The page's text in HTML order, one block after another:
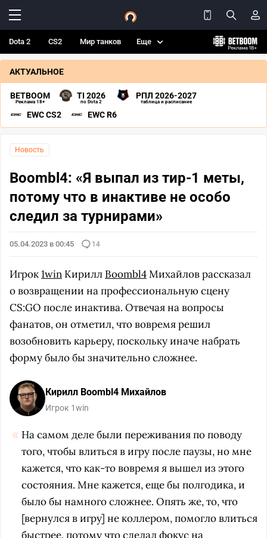
Dota 2 CS2 Мир танков Еще
АКТУАЛЬНОЕ
BETBOOM
Реклама 18+
TI 2026
по Dota 2
РПЛ 2026-2027
таблица и расписание
EWC CS2 EWC R6
Новость
Boombl4: «Я выпал из тир-1 меты,
потому что в инактиве не особо
следил за турнирами»
05.04.2023 в 00:45 14
Игрок1win Кирилл Boombl4Михайлов рассказал
о возвращении на профессиональную сцену
CS:GO после инактива. Отвечая на вопросы
фанатов, он отметил, что вовремя решил
возобновить карьеру, поскольку иначе набрать
форму было бы значительно сложнее.
Кирилл Boombl4 Михайлов
Игрок 1win
На самом деле были переживания по поводу
того, чтобы влиться в игру после паузы, но мне
кажется, что как-то вовремя я вышел из этого
состояния. Мне кажется, еще бы полгодика, и
было бы намного сложнее. Опять же, то, что
[вернулся в игру] не коллером, помогло влиться
быстрее, потому что сделал фокус на